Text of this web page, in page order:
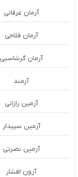
آرمان عرفانی
آرمان فلاحی
آرمان گرشاسبی
آرمند
آرمین رازانی
آرمین سپیدار
آرمین نصرتی
آرون افشار